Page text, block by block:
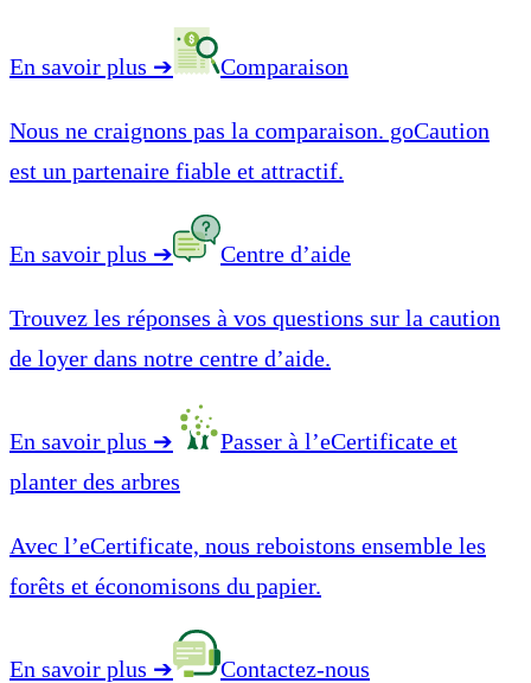
En savoir plus ➔ Comparaison
Nous ne craignons pas la comparaison. goCaution
est un partenaire fiable et attractif.
En savoir plus ➔ Centre d’aide
Trouvez les réponses à vos questions sur la caution
de loyer dans notre centre d’aide.
En savoir plus ➔
Passer à l’eCertificate et
planter des arbres
Avec l’eCertificate, nous reboistons ensemble les
forêts et économisons du papier.
En savoir plus ➔ Contactez-nous